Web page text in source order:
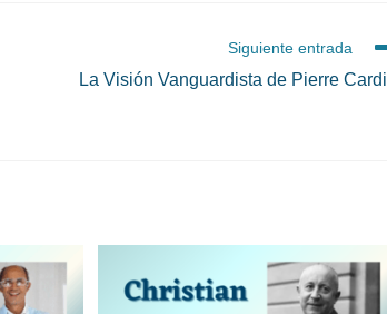
Siguiente entrada
La Visión Vanguardista de Pierre